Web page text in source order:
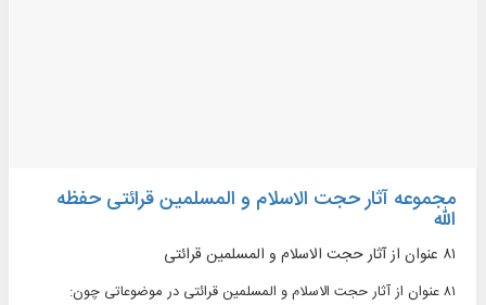
مجموعه آثار حجت الاسلام و المسلمین قرائتی حفظه
الله
۸۱ عنوان از آثار حجت الاسلام و المسلمین قرائتی
۸۱ عنوان از آثار حجت الاسلام و المسلمین قرائتی در موضوعاتی چون: